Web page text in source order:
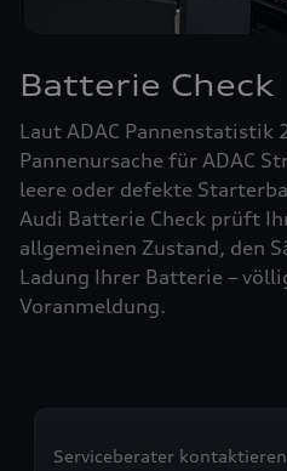
Batterie Check
Laut ADAC
Pannenursache für ADAC
leere oder defekte
Audi Batterie Check prüft
allgemeinen Zustand, den
Ladung Ihrer Batterie –
Voranmeldung.
Serviceberater kontaktieren